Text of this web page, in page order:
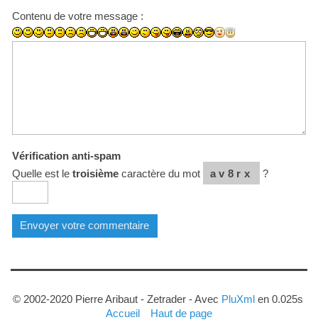
Contenu de votre message :
Vérification anti-spam
Quelle est le troisièmecaractère du mot av8rx ?
© 2002-2020 Pierre Aribaut - Zetrader - Avec PluXmlen 0.025s
Accueil
Haut de page